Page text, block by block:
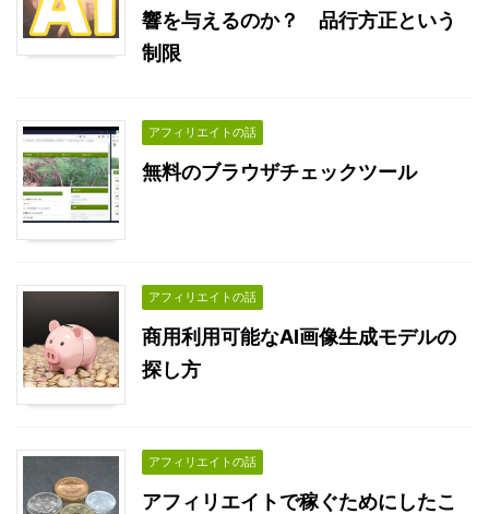
響を与えるのか？ 品行方正という
制限
アフィリエイトの話
無料のブラウザチェックツール
アフィリエイトの話
商用利用可能なAI画像生成モデルの
探し方
アフィリエイトの話
アフィリエイトで稼ぐためにしたこ